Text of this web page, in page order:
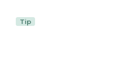
Kontaktní gril s...
Tip